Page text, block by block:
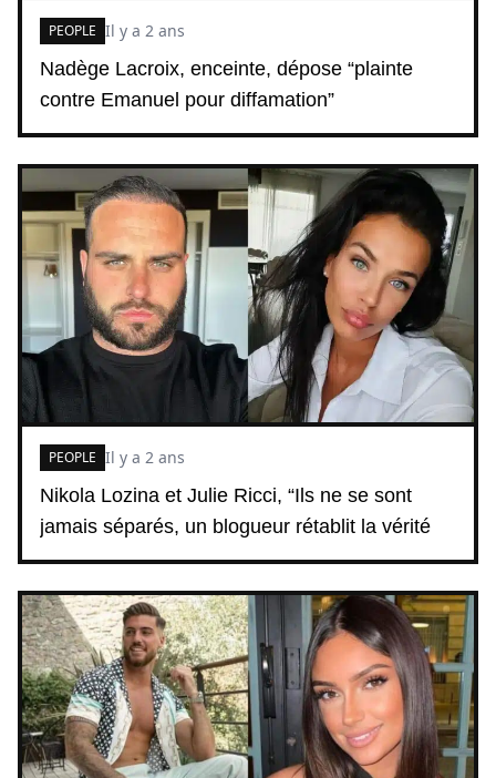
Nadège Lacroix, enceinte, dépose “plainte
contre Emanuel pour diffamation”
PEOPLE Il y a 2 ans
Nikola Lozina et Julie Ricci, “Ils ne se sont
jamais séparés, un blogueur rétablit la vérité
PEOPLE Il y a 2 ans